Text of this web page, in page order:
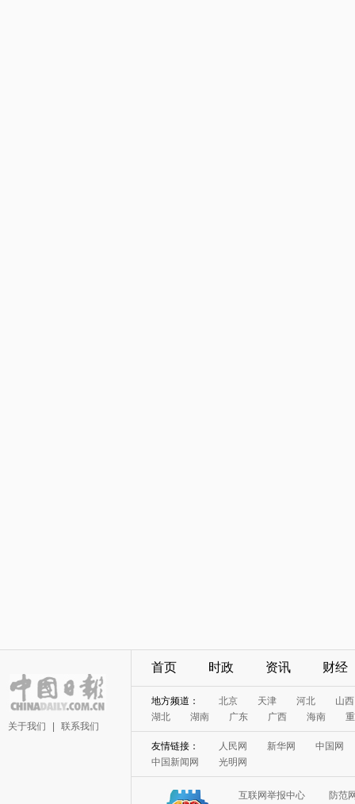
关于我们 联系我们
首页 时政 资讯 财经
地方频道： 北京 天津 河北
山西
湖北
湖南 广东 广西 海南
友情链接： 人民网 新华网
中国网
中国新闻网
光明网
互联网举报中心 防范